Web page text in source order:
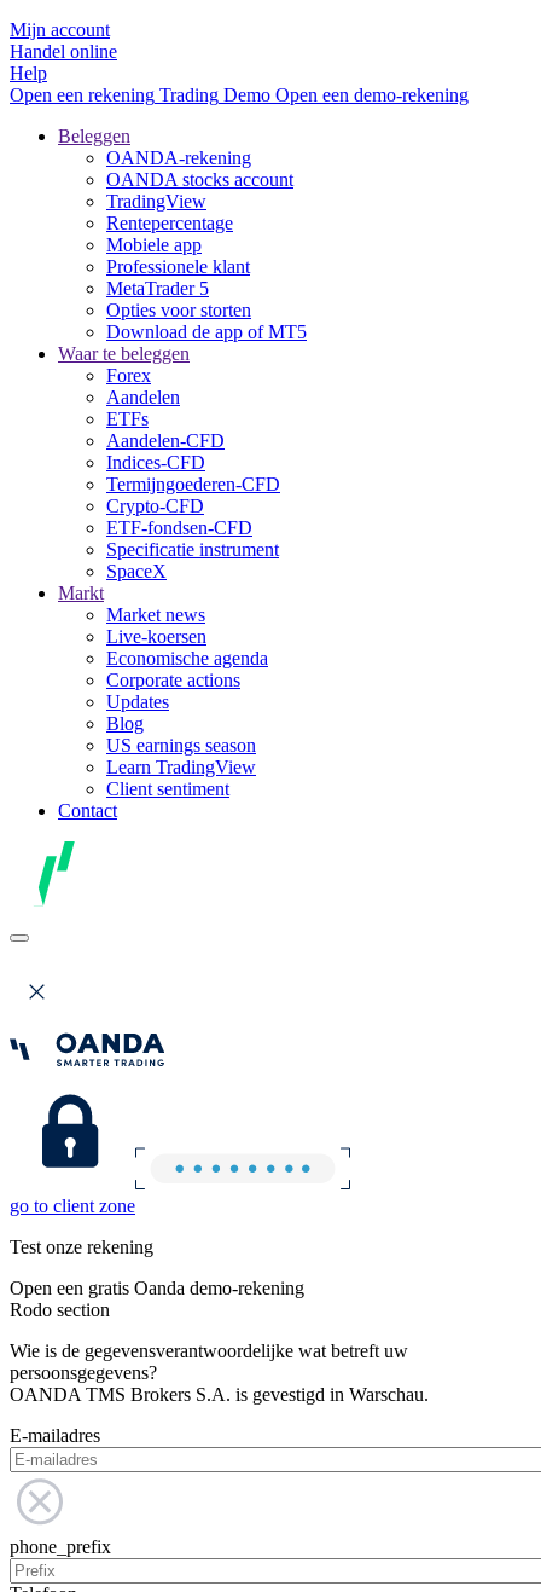
Mijn account
Handel online
Help
Open een rekening Trading Demo Open een demo-rekening
Beleggen
OANDA-rekening
OANDA stocks account
TradingView
Rentepercentage
Mobiele app
Professionele klant
MetaTrader 5
Opties voor storten
Download de app of MT5
Waar te beleggen
Forex
Aandelen
ETFs
Aandelen-CFD
Indices-CFD
Termijngoederen-CFD
Crypto-CFD
ETF-fondsen-CFD
Specificatie instrument
SpaceX
Markt
Market news
Live-koersen
Economische agenda
Corporate actions
Updates
Blog
US earnings season
Learn TradingView
Client sentiment
Contact
go to client zone
Test onze rekening
Open een gratis Oanda demo-rekening
Rodo section
Wie is de gegevensverantwoordelijke wat betreft uw
persoonsgegevens?
OANDA TMS Brokers S.A. is gevestigd in Warschau.
E-mailadres
phone_prefix